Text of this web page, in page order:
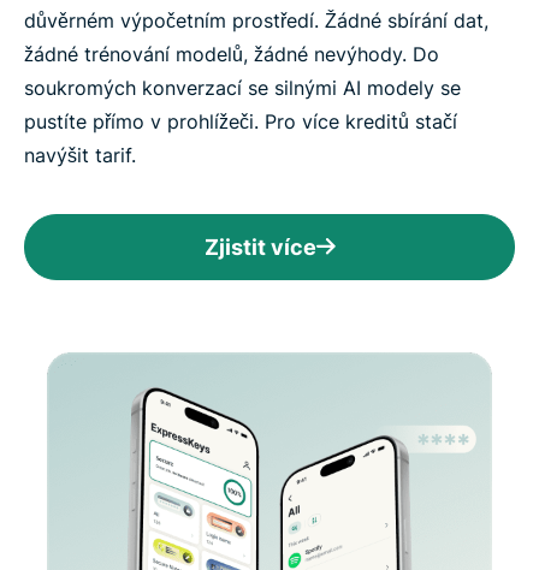
důvěrném výpočetním prostředí. Žádné sbírání dat,
žádné trénování modelů, žádné nevýhody. Do
soukromých konverzací se silnými AI modely se
pustíte přímo v prohlížeči. Pro více kreditů stačí
navýšit tarif.
Zjistit více